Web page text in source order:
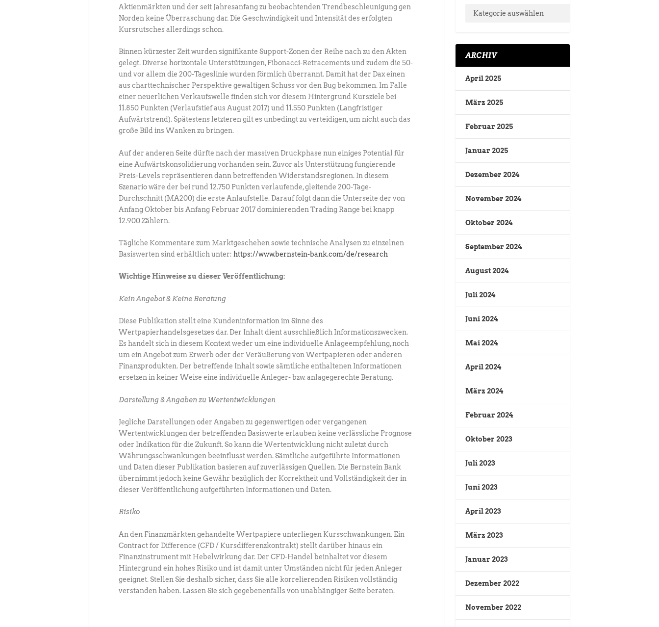
Aktienmärkten und der seit Jahresanfang zu beobachtenden Trendbeschleunigung gen
Norden keine Überraschung dar. Die Geschwindigkeit und Intensität des erfolgten
Kursrutsches allerdings schon.
Binnen kürzester Zeit wurden signifikante Support-Zonen der Reihe nach zu den Akten
gelegt. Diverse horizontale Unterstützungen, Fibonacci-Retracements und zudem die 50-
und vor allem die 200-Tageslinie wurden förmlich überrannt. Damit hat der Dax einen
aus charttechnischer Perspektive gewaltigen Schuss vor den Bug bekommen. Im Falle
einer neuerlichen Verkaufswelle finden sich vor diesem Hintergrund Kursziele bei
11.850 Punkten (Verlaufstief aus August 2017) und 11.550 Punkten (Langfristiger
Aufwärtstrend). Spätestens letzteren gilt es unbedingt zu verteidigen, um nicht auch das
große Bild ins Wanken zu bringen.
Auf der anderen Seite dürfte nach der massiven Druckphase nun einiges Potential für
eine Aufwärtskonsolidierung vorhanden sein. Zuvor als Unterstützung fungierende
Preis-Levels repräsentieren dann betreffenden Widerstandsregionen. In diesem
Szenario wäre der bei rund 12.750 Punkten verlaufende, gleitende 200-Tage-
Durchschnitt (MA200) die erste Anlaufstelle. Darauf folgt dann die Unterseite der von
Anfang Oktober bis Anfang Februar 2017 dominierenden Trading Range bei knapp
12.900 Zählern.
Tägliche Kommentare zum Marktgeschehen sowie technische Analysen zu einzelnen
Basiswerten sind erhältlich unter: https://www.bernstein-bank.com/de/research
Wichtige Hinweise zu dieser Veröffentlichung:
Kein Angebot & Keine Beratung
Diese Publikation stellt eine Kundeninformation im Sinne des
Wertpapierhandelsgesetzes dar. Der Inhalt dient ausschließlich Informationszwecken.
Es handelt sich in diesem Kontext weder um eine individuelle Anlageempfehlung, noch
um ein Angebot zum Erwerb oder der Veräußerung von Wertpapieren oder anderen
Finanzprodukten. Der betreffende Inhalt sowie sämtliche enthaltenen Informationen
ersetzen in keiner Weise eine individuelle Anleger- bzw. anlagegerechte Beratung.
Darstellung & Angaben zu Wertentwicklungen
Jegliche Darstellungen oder Angaben zu gegenwertigen oder vergangenen
Wertentwicklungen der betreffenden Basiswerte erlauben keine verlässliche Prognose
oder Indikation für die Zukunft. So kann die Wertentwicklung nicht zuletzt durch
Währungsschwankungen beeinflusst werden. Sämtliche aufgeführte Informationen
und Daten dieser Publikation basieren auf zuverlässigen Quellen. Die Bernstein Bank
übernimmt jedoch keine Gewähr bezüglich der Korrektheit und Vollständigkeit der in
dieser Veröffentlichung aufgeführten Informationen und Daten.
Risiko
An den Finanzmärkten gehandelte Wertpapiere unterliegen Kursschwankungen. Ein
Contract for Difference (CFD / Kursdifferenzkontrakt) stellt darüber hinaus ein
Finanzinstrument mit Hebelwirkung dar. Der CFD-Handel beinhaltet vor diesem
Hintergrund ein hohes Risiko und ist damit unter Umständen nicht für jeden Anleger
geeignet. Stellen Sie deshalb sicher, dass Sie alle korrelierenden Risiken vollständig
verstanden haben. Lassen Sie sich gegebenenfalls von unabhängiger Seite beraten.
ARCHIV
April 2025
März 2025
Februar 2025
Januar 2025
Dezember 2024
November 2024
Oktober 2024
September 2024
August 2024
Juli 2024
Juni 2024
Mai 2024
April 2024
März 2024
Februar 2024
Oktober 2023
Juli 2023
Juni 2023
April 2023
März 2023
Januar 2023
Dezember 2022
November 2022